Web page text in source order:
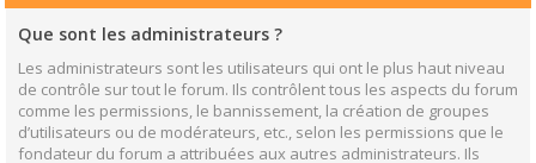
Que sont les administrateurs ?
Les administrateurs sont les utilisateurs qui ont le plus haut niveau
de contrôle sur tout le forum. Ils contrôlent tous les aspects du forum
comme les permissions, le bannissement, la création de groupes
d’utilisateurs ou de modérateurs, etc., selon les permissions que le
fondateur du forum a attribuées aux autres administrateurs. Ils